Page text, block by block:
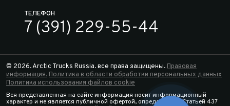
ТЕЛЕФОН
7 (391) 229-55-44
© 2026. Arctic Trucks Russia. все права защищены. Правовая
информация. Политика в области обработки персональных данных
Политика использования файлов cookie
Вся представленная на сайте информация носит информационный
характер и не является публичной офертой, определяемой Статьей 437